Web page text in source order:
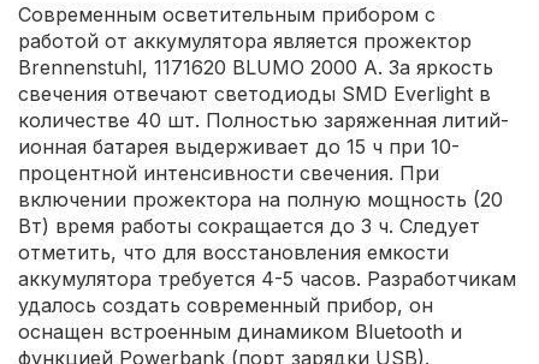
Современным осветительным прибором с
работой от аккумулятора является прожектор
Brennenstuhl, 1171620 BLUMO 2000 A. За яркость
свечения отвечают светодиоды SMD Everlight в
количестве 40 шт. Полностью заряженная литий-
ионная батарея выдерживает до 15 ч при 10-
процентной интенсивности свечения. При
включении прожектора на полную мощность (20
Вт) время работы сокращается до 3 ч. Следует
отметить, что для восстановления емкости
аккумулятора требуется 4-5 часов. Разработчикам
удалось создать современный прибор, он
оснащен встроенным динамиком Bluetooth и
функцией Powerbank (порт зарядки USB).